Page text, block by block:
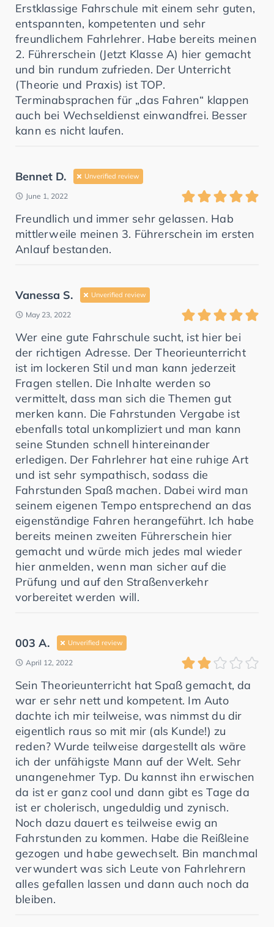
Erstklassige Fahrschule mit einem sehr guten,
entspannten, kompetenten und sehr
freundlichem Fahrlehrer. Habe bereits meinen
2. Führerschein (Jetzt Klasse A) hier gemacht
und bin rundum zufrieden. Der Unterricht
(Theorie und Praxis) ist TOP.
Terminabsprachen für „das Fahren“ klappen
auch bei Wechseldienst einwandfrei. Besser
kann es nicht laufen.
Bennet D. Unverified review
June 1, 2022
Freundlich und immer sehr gelassen. Hab
mittlerweile meinen 3. Führerschein im ersten
Anlauf bestanden.
Vanessa S. Unverified review
May 23, 2022
Wer eine gute Fahrschule sucht, ist hier bei
der richtigen Adresse. Der Theorieunterricht
ist im lockeren Stil und man kann jederzeit
Fragen stellen. Die Inhalte werden so
vermittelt, dass man sich die Themen gut
merken kann. Die Fahrstunden Vergabe ist
ebenfalls total unkompliziert und man kann
seine Stunden schnell hintereinander
erledigen. Der Fahrlehrer hat eine ruhige Art
und ist sehr sympathisch, sodass die
Fahrstunden Spaß machen. Dabei wird man
seinem eigenen Tempo entsprechend an das
eigenständige Fahren herangeführt. Ich habe
bereits meinen zweiten Führerschein hier
gemacht und würde mich jedes mal wieder
hier anmelden, wenn man sicher auf die
Prüfung und auf den Straßenverkehr
vorbereitet werden will.
003 A. Unverified review
April 12, 2022
Sein Theorieunterricht hat Spaß gemacht, da
war er sehr nett und kompetent. Im Auto
dachte ich mir teilweise, was nimmst du dir
eigentlich raus so mit mir (als Kunde!) zu
reden? Wurde teilweise dargestellt als wäre
ich der unfähigste Mann auf der Welt. Sehr
unangenehmer Typ. Du kannst ihn erwischen
da ist er ganz cool und dann gibt es Tage da
ist er cholerisch, ungeduldig und zynisch.
Noch dazu dauert es teilweise ewig an
Fahrstunden zu kommen. Habe die Reißleine
gezogen und habe gewechselt. Bin manchmal
verwundert was sich Leute von Fahrlehrern
alles gefallen lassen und dann auch noch da
bleiben.